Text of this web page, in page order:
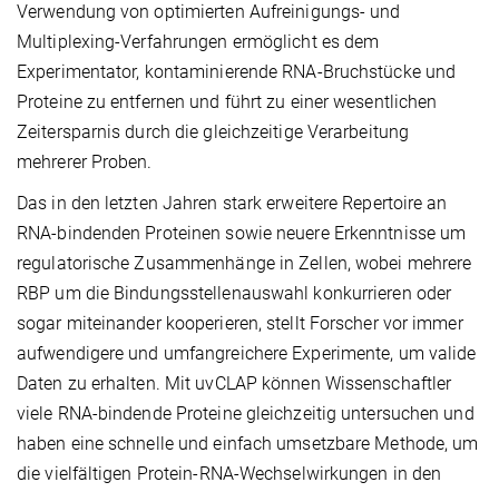
Verwendung von optimierten Aufreinigungs- und
Multiplexing-Verfahrungen ermöglicht es dem
Experimentator, kontaminierende RNA-Bruchstücke und
Proteine zu entfernen und führt zu einer wesentlichen
Zeitersparnis durch die gleichzeitige Verarbeitung
mehrerer Proben.
Das in den letzten Jahren stark erweitere Repertoire an
RNA-bindenden Proteinen sowie neuere Erkenntnisse um
regulatorische Zusammenhänge in Zellen, wobei mehrere
RBP um die Bindungsstellenauswahl konkurrieren oder
sogar miteinander kooperieren, stellt Forscher vor immer
aufwendigere und umfangreichere Experimente, um valide
Daten zu erhalten. Mit uvCLAP können Wissenschaftler
viele RNA-bindende Proteine gleichzeitig untersuchen und
haben eine schnelle und einfach umsetzbare Methode, um
die vielfältigen Protein-RNA-Wechselwirkungen in den